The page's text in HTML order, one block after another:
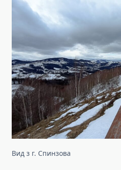
Вид з г. Спинзова